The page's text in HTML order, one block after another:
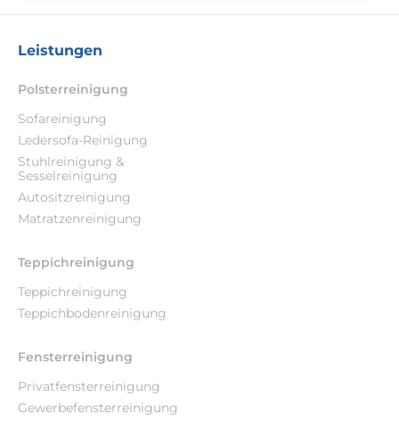
Leistungen
Polsterreinigung
Sofareinigung
Ledersofa-Reinigung
Stuhlreinigung &
Sesselreinigung
Autositzreinigung
Matratzenreinigung
Teppichreinigung
Teppichreinigung
Teppichbodenreinigung
Fensterreinigung
Privatfensterreinigung
Gewerbefensterreinigung